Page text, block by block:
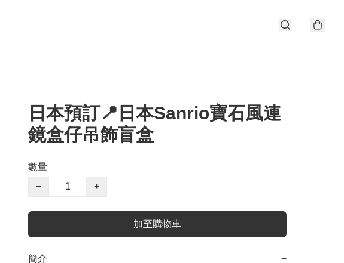
日本預訂📍日本Sanrio寶石風連
鏡盒仔吊飾盲盒
數量
−
+
加至購物車
簡介 −